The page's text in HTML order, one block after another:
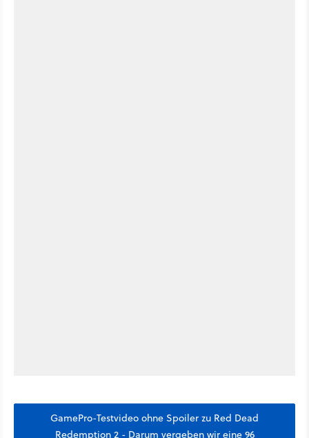
GamePro-Testvideo ohne Spoiler zu Red Dead
Redemption 2 - Darum vergeben wir eine 96